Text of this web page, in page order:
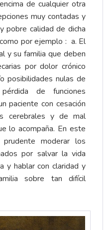
de cualquier otra
muy contadas y
pobre calidad de dicha
por ejemplo : a. El
y su familia que deben
por dolor crónico
posibilidades nulas de
de funciones
paciente con cesación
cerebrales y de mal
lo acompaña. En este
moderar los
por salvar la vida
y hablar con claridad y
sobre tan difícil